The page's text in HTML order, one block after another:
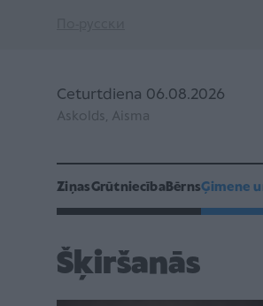
Ceturtdiena 06.08.2026
Askolds, Aisma
ZiņasGrūtniecībaBērnsĢimene
Šķiršanās